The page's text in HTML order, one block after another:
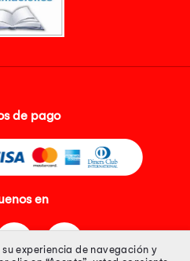
de pago
en
experiencia de navegación y